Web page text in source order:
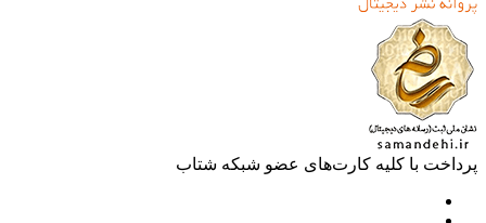
با کلیه کارت‌های عضو شبکه شتاب